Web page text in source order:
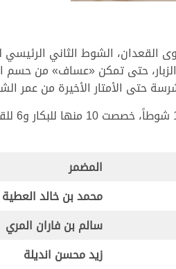
الشوط الثاني الرئيسي
حتى تمكن «عساف» من حسم
حتى الأمتار الأخيرة من عمر
وتوالت
المضمر
محمد بن خالد العطية
سالم بن فاران المري
زيد محسن انديلة